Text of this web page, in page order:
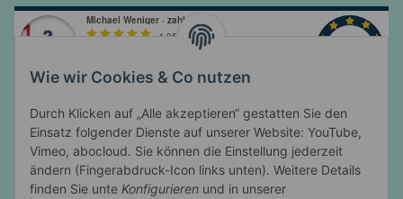
Informationen
Wie wir Cookies & Co nutzen
Durch Klicken auf „Alle akzeptieren“ gestatten Sie den
Einsatz folgender Dienste auf unserer Website: YouTube,
Vimeo, abocloud. Sie können die Einstellung jederzeit
ändern (Fingerabdruck-Icon links unten). Weitere Details
finden Sie unte Konfigurieren und in unserer